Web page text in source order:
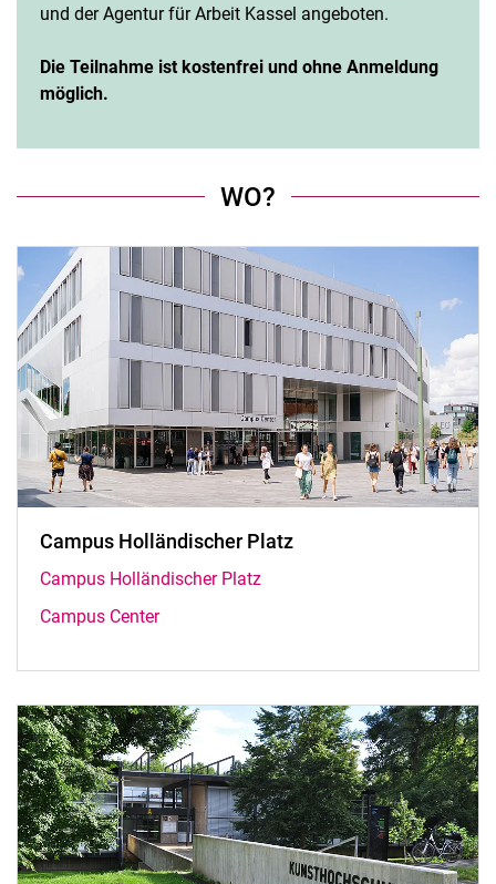
und der Agentur für Arbeit Kassel angeboten.
Die Teilnahme ist kostenfrei und ohne Anmeldung
möglich.
WO?
Campus Holländischer Platz
Campus Holländischer Platz
Campus Center